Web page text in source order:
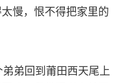
慢，恨不得把家里的
弟回到莆田西天尾上